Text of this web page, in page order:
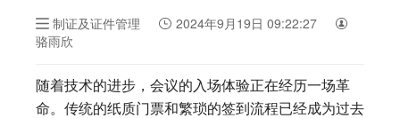
制证及证件管理
2024年9月19日 09:22:27
骆雨欣
随着技术的进步，会议的入场体验正在经历一场革
命。传统的纸质门票和繁琐的签到流程已经成为过去